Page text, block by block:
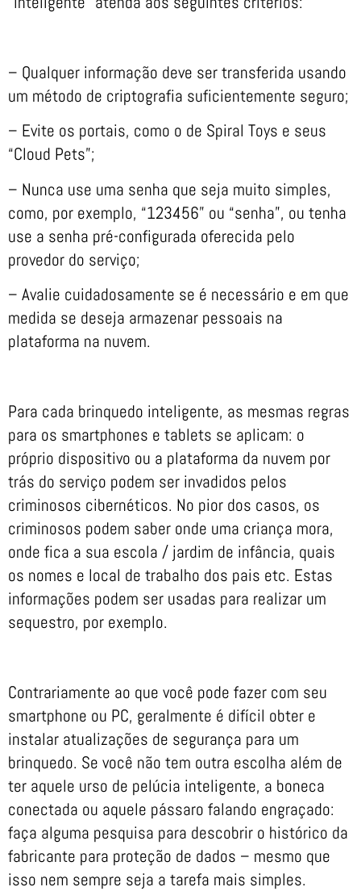
– Qualquer informação deve ser transferida usando
um método de criptografia suficientemente seguro;
– Evite os portais, como o de Spiral Toys e seus
“Cloud Pets”;
– Nunca use uma senha que seja muito simples,
como, por exemplo, “123456” ou “senha”, ou tenha
use a senha pré-configurada oferecida pelo
provedor do serviço;
– Avalie cuidadosamente se é necessário e em que
medida se deseja armazenar pessoais na
plataforma na nuvem.
Para cada brinquedo inteligente, as mesmas regras
para os smartphones e tablets se aplicam: o
próprio dispositivo ou a plataforma da nuvem por
trás do serviço podem ser invadidos pelos
criminosos cibernéticos. No pior dos casos, os
criminosos podem saber onde uma criança mora,
onde fica a sua escola / jardim de infância, quais
os nomes e local de trabalho dos pais etc. Estas
informações podem ser usadas para realizar um
sequestro, por exemplo.
Contrariamente ao que você pode fazer com seu
smartphone ou PC, geralmente é difícil obter e
instalar atualizações de segurança para um
brinquedo. Se você não tem outra escolha além de
ter aquele urso de pelúcia inteligente, a boneca
conectada ou aquele pássaro falando engraçado:
faça alguma pesquisa para descobrir o histórico da
fabricante para proteção de dados – mesmo que
isso nem sempre seja a tarefa mais simples.